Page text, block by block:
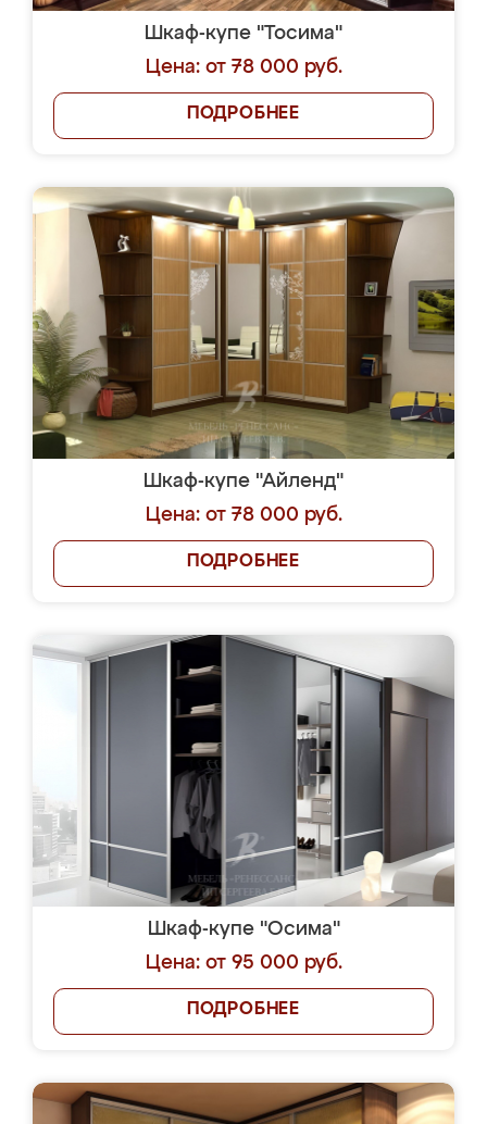
Шкаф-купе "Тосима"
Цена: от 78 000 руб.
ПОДРОБНЕЕ
Шкаф-купе "Айленд"
Цена: от 78 000 руб.
ПОДРОБНЕЕ
Шкаф-купе "Осима"
Цена: от 95 000 руб.
ПОДРОБНЕЕ